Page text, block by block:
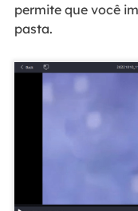
permite que você
pasta.